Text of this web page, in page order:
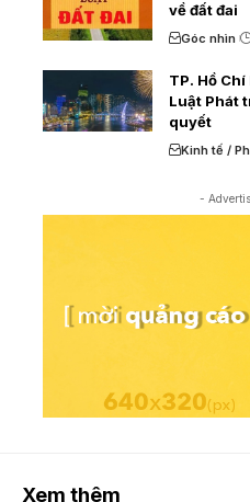
về đất đai
Góc nhìn
TP. Hồ
Luật Phát
quyết
Kinh tế /
-
Xem thêm